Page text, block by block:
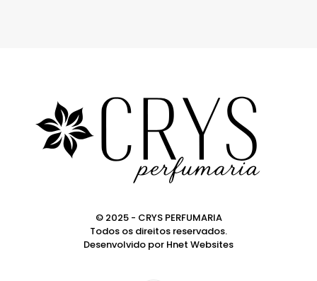
© 2025 - CRYS PERFUMARIA
Todos os direitos reservados.
Desenvolvido por Hnet Websites